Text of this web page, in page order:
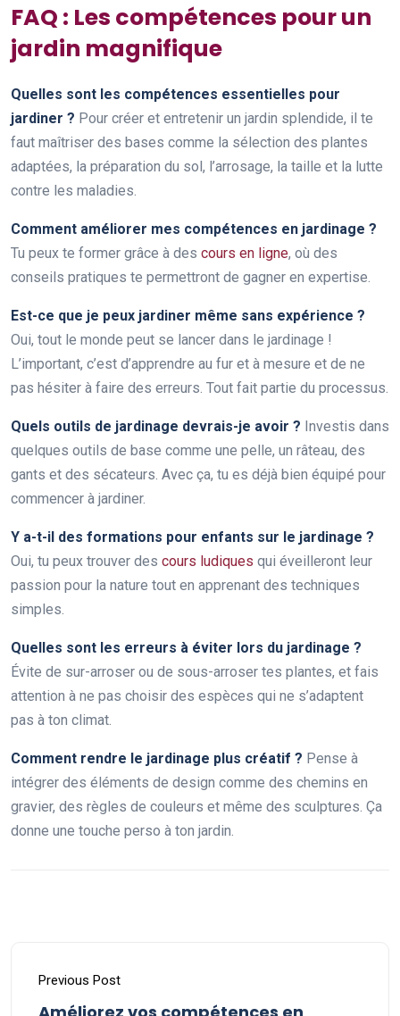
FAQ : Les compétences pour un
jardin magnifique
Quelles sont les compétences essentielles pour
jardiner ? Pour créer et entretenir un jardin splendide, il te
faut maîtriser des bases comme la sélection des plantes
adaptées, la préparation du sol, l’arrosage, la taille et la lutte
contre les maladies.
Comment améliorer mes compétences en jardinage ?
Tu peux te former grâce à des cours en ligne, où des
conseils pratiques te permettront de gagner en expertise.
Est-ce que je peux jardiner même sans expérience ?
Oui, tout le monde peut se lancer dans le jardinage !
L’important, c’est d’apprendre au fur et à mesure et de ne
pas hésiter à faire des erreurs. Tout fait partie du processus.
Quels outils de jardinage devrais-je avoir ? Investis dans
quelques outils de base comme une pelle, un râteau, des
gants et des sécateurs. Avec ça, tu es déjà bien équipé pour
commencer à jardiner.
Y a-t-il des formations pour enfants sur le jardinage ?
Oui, tu peux trouver des cours ludiques qui éveilleront leur
passion pour la nature tout en apprenant des techniques
simples.
Quelles sont les erreurs à éviter lors du jardinage ?
Évite de sur-arroser ou de sous-arroser tes plantes, et fais
attention à ne pas choisir des espèces qui ne s’adaptent
pas à ton climat.
Comment rendre le jardinage plus créatif ? Pense à
intégrer des éléments de design comme des chemins en
gravier, des règles de couleurs et même des sculptures. Ça
donne une touche perso à ton jardin.
Previous Post